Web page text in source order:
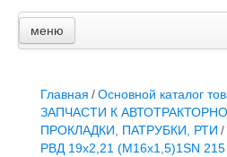
меню
Главная
ЗАПЧАСТИ К
СТАРТЕРЫ, ГЕНЕРАТОРЫ
ЗАПЧАСТИ К
Главная /Основной каталог
ЗАПЧАСТИ К
ПРОКЛАДКИ, ПАТРУБКИ, РТИ /
РВД 19х2,21 (М16х1,5)1SN